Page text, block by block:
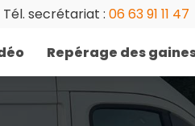
Tél. secrétariat : 06 63 91 11 47
Repérage des